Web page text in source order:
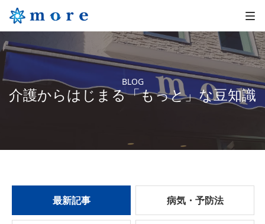
BLOG
介護からはじまる「もっと」な豆知識
最新記事 病気・予防法